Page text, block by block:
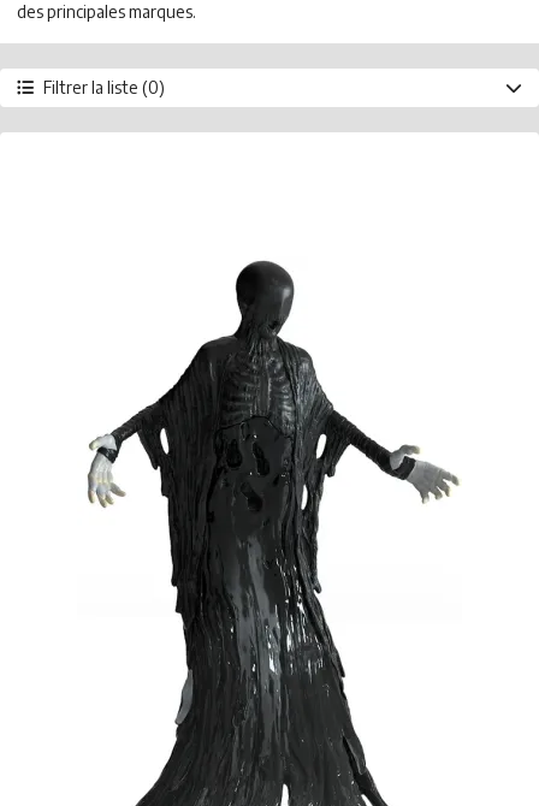
des principales marques.
Filtrer la liste (0)